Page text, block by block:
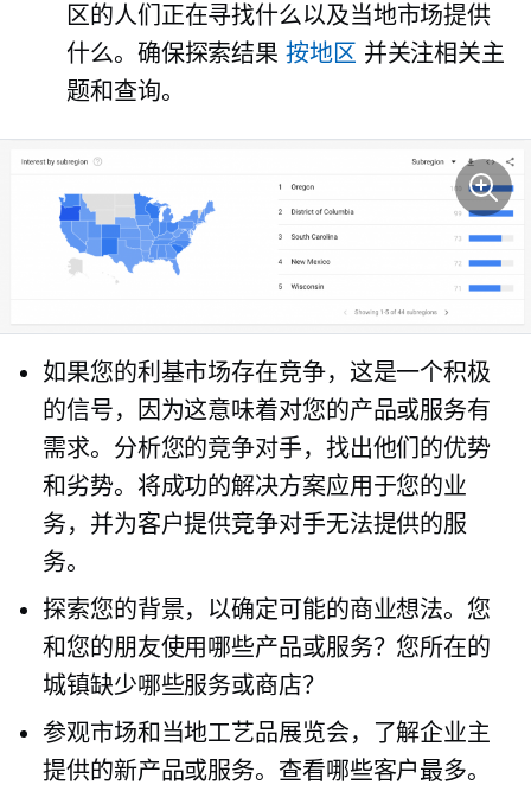
区的人们正在寻找什么以及当地市场提供
什么。确保探索结果 按地区 并关注相关主
题和查询。
如果您的利基市场存在竞争，这是一个积极
的信号，因为这意味着对您的产品或服务有
需求。分析您的竞争对手，找出他们的优势
和劣势。将成功的解决方案应用于您的业
务，并为客户提供竞争对手无法提供的服
务。
探索您的背景，以确定可能的商业想法。您
和您的朋友使用哪些产品或服务？您所在的
城镇缺少哪些服务或商店？
参观市场和当地工艺品展览会，了解企业主
提供的新产品或服务。查看哪些客户最多。